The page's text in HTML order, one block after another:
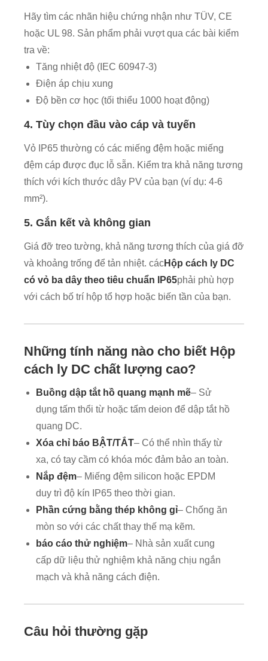
Hãy tìm các nhãn hiệu chứng nhận như TÜV, CE
hoặc UL 98. Sản phẩm phải vượt qua các bài kiểm
tra về:
Tăng nhiệt độ (IEC 60947-3)
Điện áp chịu xung
Độ bền cơ học (tối thiểu 1000 hoạt động)
4. Tùy chọn đầu vào cáp và tuyến
Vỏ IP65 thường có các miếng đệm hoặc miếng
đệm cáp được đục lỗ sẵn. Kiểm tra khả năng tương
thích với kích thước dây PV của bạn (ví dụ: 4-6
mm²).
5. Gắn kết và không gian
Giá đỡ treo tường, khả năng tương thích của giá đỡ
và khoảng trống để tản nhiệt. cácHộp cách ly DC
có vỏ ba dây theo tiêu chuẩn IP65phải phù hợp
với cách bố trí hộp tổ hợp hoặc biến tần của bạn.
Những tính năng nào cho biết Hộp
cách ly DC chất lượng cao?
Buồng dập tắt hồ quang mạnh mẽ– Sử
dụng tấm thổi từ hoặc tấm deion để dập tắt hồ
quang DC.
Xóa chỉ báo BẬT/TẮT– Có thể nhìn thấy từ
xa, có tay cầm có khóa móc đảm bảo an toàn.
Nắp đệm– Miếng đệm silicon hoặc EPDM
duy trì độ kín IP65 theo thời gian.
Phần cứng bằng thép không gỉ– Chống ăn
mòn so với các chất thay thế mạ kẽm.
báo cáo thử nghiệm– Nhà sản xuất cung
cấp dữ liệu thử nghiệm khả năng chịu ngắn
mạch và khả năng cách điện.
Câu hỏi thường gặp